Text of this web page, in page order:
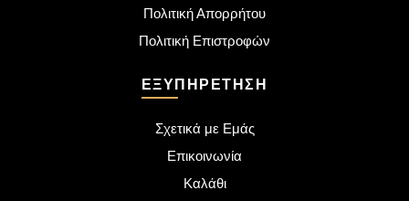
Πολιτική Απορρήτου
Πολιτική Επιστροφών
ΕΞΥΠΗΡΈΤΗΣΗ
Σχετικά με Εμάς
Επικοινωνία
Καλάθι